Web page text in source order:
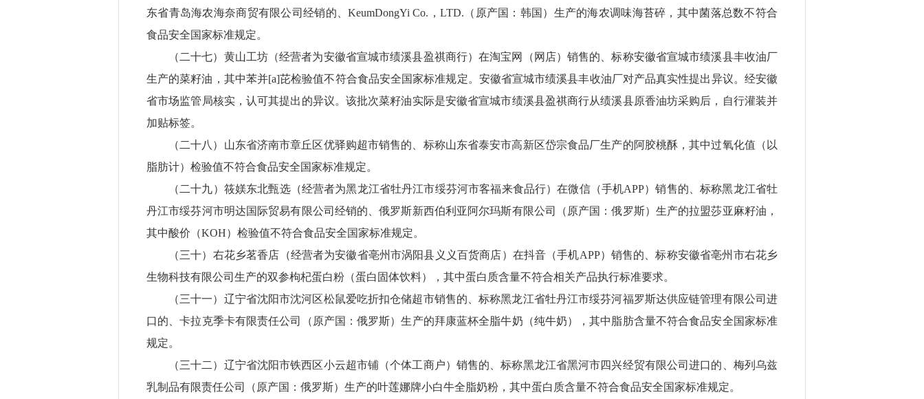
东省青岛海农海奈商贸有限公司经销的、KeumDongYi Co.，LTD.（原产国：韩国）生产的海农调味海苔碎，其中菌落总数不符合
食品安全国家标准规定。
（二十七）黄山工坊（经营者为安徽省宣城市绩溪县盈祺商行）在淘宝网（网店）销售的、标称安徽省宣城市绩溪县丰收油厂
生产的菜籽油，其中苯并[a]芘检验值不符合食品安全国家标准规定。安徽省宣城市绩溪县丰收油厂对产品真实性提出异议。经安徽
省市场监管局核实，认可其提出的异议。该批次菜籽油实际是安徽省宣城市绩溪县盈祺商行从绩溪县原香油坊采购后，自行灌装并
加贴标签。
（二十八）山东省济南市章丘区优驿购超市销售的、标称山东省泰安市高新区岱宗食品厂生产的阿胶桃酥，其中过氧化值（以
脂肪计）检验值不符合食品安全国家标准规定。
（二十九）筱媄东北甄选（经营者为黑龙江省牡丹江市绥芬河市客福来食品行）在微信（手机APP）销售的、标称黑龙江省牡
丹江市绥芬河市明达国际贸易有限公司经销的、俄罗斯新西伯利亚阿尔玛斯有限公司（原产国：俄罗斯）生产的拉盟莎亚麻籽油，
其中酸价（KOH）检验值不符合食品安全国家标准规定。
（三十）右花乡茗香店（经营者为安徽省亳州市涡阳县义义百货商店）在抖音（手机APP）销售的、标称安徽省亳州市右花乡
生物科技有限公司生产的双参枸杞蛋白粉（蛋白固体饮料），其中蛋白质含量不符合相关产品执行标准要求。
（三十一）辽宁省沈阳市沈河区松鼠爱吃折扣仓储超市销售的、标称黑龙江省牡丹江市绥芬河福罗斯达供应链管理有限公司进
口的、卡拉克季卡有限责任公司（原产国：俄罗斯）生产的拜康蓝杯全脂牛奶（纯牛奶），其中脂肪含量不符合食品安全国家标准
规定。
（三十二）辽宁省沈阳市铁西区小云超市铺（个体工商户）销售的、标称黑龙江省黑河市四兴经贸有限公司进口的、梅列乌兹
乳制品有限责任公司（原产国：俄罗斯）生产的叶莲娜牌小白牛全脂奶粉，其中蛋白质含量不符合食品安全国家标准规定。